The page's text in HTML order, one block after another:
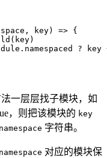
key) => {
(key)
. namespaced
?
一层层找子模块，如
，则把该模块的 key
namespace 字符串。
namespace 对应的模块保